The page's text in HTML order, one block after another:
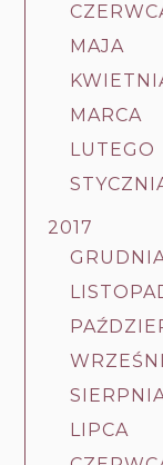
MAJA
MARCA
LUTEGO
2017
LIPCA